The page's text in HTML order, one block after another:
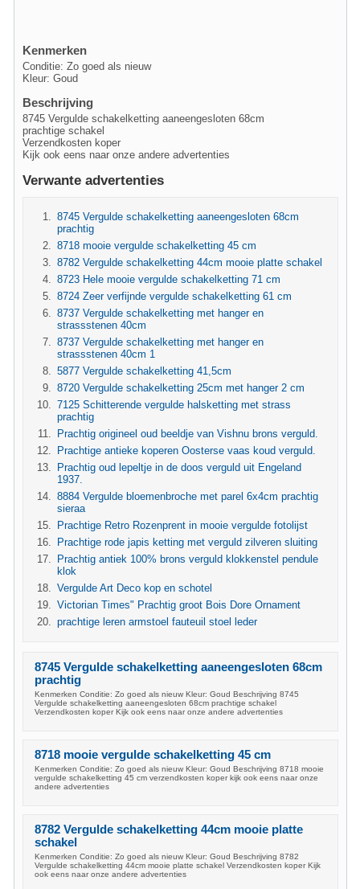
Kenmerken
Conditie: Zo goed als nieuw
Kleur: Goud
Beschrijving
8745 Vergulde schakelketting aaneengesloten 68cm
prachtige schakel
Verzendkosten koper
Kijk ook eens naar onze andere advertenties
Verwante advertenties
8745 Vergulde schakelketting aaneengesloten 68cm
prachtig
8718 mooie vergulde schakelketting 45 cm
8782 Vergulde schakelketting 44cm mooie platte schakel
8723 Hele mooie vergulde schakelketting 71 cm
8724 Zeer verfijnde vergulde schakelketting 61 cm
8737 Vergulde schakelketting met hanger en
strassstenen 40cm
8737 Vergulde schakelketting met hanger en
strassstenen 40cm 1
5877 Vergulde schakelketting 41,5cm
8720 Vergulde schakelketting 25cm met hanger 2 cm
7125 Schitterende vergulde halsketting met strass
prachtig
Prachtig origineel oud beeldje van Vishnu brons verguld.
Prachtige antieke koperen Oosterse vaas koud verguld.
Prachtig oud lepeltje in de doos verguld uit Engeland
1937.
8884 Vergulde bloemenbroche met parel 6x4cm prachtig
sieraa
Prachtige Retro Rozenprent in mooie vergulde fotolijst
Prachtige rode japis ketting met verguld zilveren sluiting
Prachtig antiek 100% brons verguld klokkenstel pendule
klok
Vergulde Art Deco kop en schotel
Victorian Times" Prachtig groot Bois Dore Ornament
prachtige leren armstoel fauteuil stoel leder
8745 Vergulde schakelketting aaneengesloten 68cm
prachtig
Kenmerken Conditie: Zo goed als nieuw Kleur: Goud Beschrijving 8745
Vergulde schakelketting aaneengesloten 68cm prachtige schakel
Verzendkosten koper Kijk ook eens naar onze andere advertenties
8718 mooie vergulde schakelketting 45 cm
Kenmerken Conditie: Zo goed als nieuw Kleur: Goud Beschrijving 8718 mooie
vergulde schakelketting 45 cm verzendkosten koper kijk ook eens naar onze
andere advertenties
8782 Vergulde schakelketting 44cm mooie platte
schakel
Kenmerken Conditie: Zo goed als nieuw Kleur: Goud Beschrijving 8782
Vergulde schakelketting 44cm mooie platte schakel Verzendkosten koper Kijk
ook eens naar onze andere advertenties